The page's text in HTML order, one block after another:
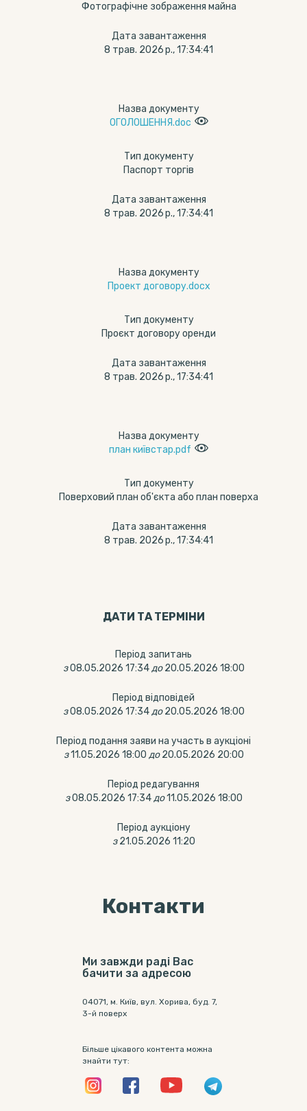
Фотографічне зображення майна
Дата завантаження
8 трав. 2026 р., 17:34:41
Назва документу
ОГОЛОШЕННЯ.doc
Тип документу
Паспорт торгів
Дата завантаження
8 трав. 2026 р., 17:34:41
Назва документу
Проект договору.docx
Тип документу
Проєкт договору оренди
Дата завантаження
8 трав. 2026 р., 17:34:41
Назва документу
план київстар.pdf
Тип документу
Поверховий план об'єкта або план поверха
Дата завантаження
8 трав. 2026 р., 17:34:41
ДАТИ ТА ТЕРМIНИ
Період запитань
з 08.05.2026 17:34 до 20.05.2026 18:00
Період відповідей
з 08.05.2026 17:34 до 20.05.2026 18:00
Період подання заяви на участь в аукціоні
з 11.05.2026 18:00 до 20.05.2026 20:00
Період редагування
з 08.05.2026 17:34 до 11.05.2026 18:00
Період аукціону
з 21.05.2026 11:20
Контакти
Ми завжди раді Вас
бачити за адресою
04071, м. Київ, вул. Хорива, буд. 7,
3-й поверх
Більше цікавого контента можна
знайти тут: